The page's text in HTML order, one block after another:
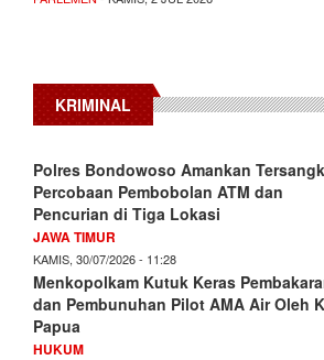
KRIMINAL
Polres Bondowoso Amankan
Percobaan Pembobolan ATM dan
Pencurian di Tiga Lokasi
JAWA TIMUR
KAMIS, 30/07/2026 - 11:28
Menkopolkam Kutuk Keras
dan Pembunuhan Pilot AMA Air Oleh
Papua
HUKUM